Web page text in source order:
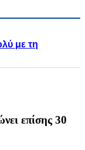
με τη
επίσης 30